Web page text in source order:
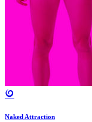
Naked Attraction